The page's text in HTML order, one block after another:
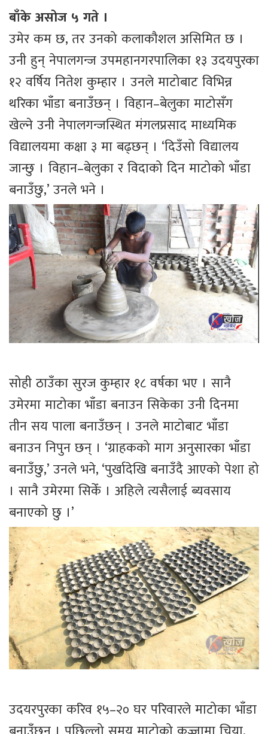
बाँके असोज ५ गते ।
उमेर कम छ, तर उनको कलाकौशल असिमित छ ।
उनी हुन् नेपालगन्ज उपमहानगरपालिका १३ उदयपुरका
१२ वर्षिय नितेश कुम्हार । उनले माटोबाट विभिन्न
थरिका भाँडा बनाउँछन् । विहान–बेलुका माटोसँग
खेल्ने उनी नेपालगन्जस्थित मंगलप्रसाद माध्यमिक
विद्यालयमा कक्षा ३ मा बढ्छन् । ‘दिउँसो विद्यालय
जान्छु । विहान–बेलुका र विदाको दिन माटोको भाँडा
बनाउँछु,’ उनले भने ।
सोही ठाउँका सुरज कुम्हार १८ वर्षका भए । सानै
उमेरमा माटोका भाँडा बनाउन सिकेका उनी दिनमा
तीन सय पाला बनाउँछन् । उनले माटोबाट भाँडा
बनाउन निपुन छन् । ‘ग्राहकको माग अनुसारका भाँडा
बनाउँछु,’ उनले भने, ‘पुर्खादेखि बनाउँदै आएको पेशा हो
। सानै उमेरमा सिकेँ । अहिले त्यसैलाई ब्यवसाय
बनाएको छु ।’
उदयरपुरका करिव १५–२० घर परिवारले माटोका भाँडा